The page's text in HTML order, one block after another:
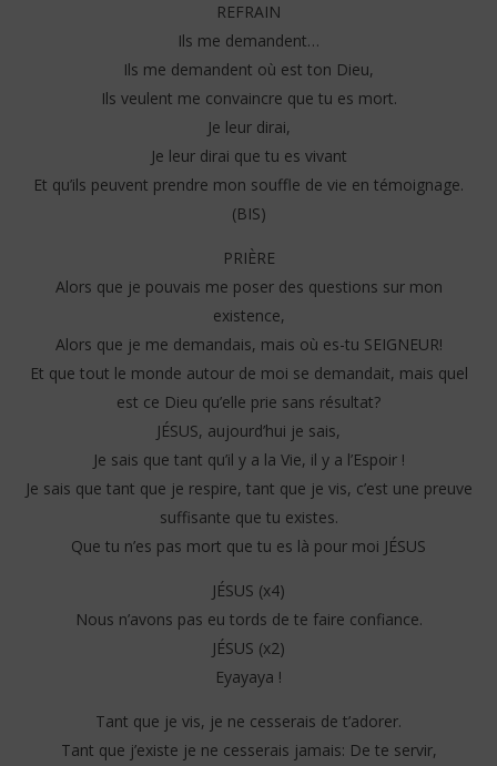
REFRAIN
Ils me demandent…
Ils me demandent où est ton Dieu,
Ils veulent me convaincre que tu es mort.
Je leur dirai,
Je leur dirai que tu es vivant
Et qu’ils peuvent prendre mon souffle de vie en témoignage.
(BIS)
PRIÈRE
Alors que je pouvais me poser des questions sur mon
existence,
Alors que je me demandais, mais où es-tu SEIGNEUR!
Et que tout le monde autour de moi se demandait, mais quel
est ce Dieu qu’elle prie sans résultat?
JÉSUS, aujourd’hui je sais,
Je sais que tant qu’il y a la Vie, il y a l’Espoir !
Je sais que tant que je respire, tant que je vis, c’est une preuve
suffisante que tu existes.
Que tu n’es pas mort que tu es là pour moi JÉSUS
JÉSUS (x4)
Nous n’avons pas eu tords de te faire confiance.
JÉSUS (x2)
Eyayaya !
Tant que je vis, je ne cesserais de t’adorer.
Tant que j’existe je ne cesserais jamais: De te servir,